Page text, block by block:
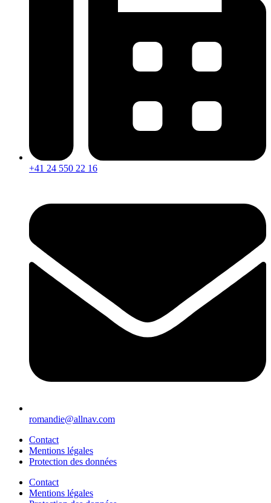
+41 24 550 22 16
romandie@allnav.com
Contact
Mentions légales
Protection des données
Contact
Mentions légales